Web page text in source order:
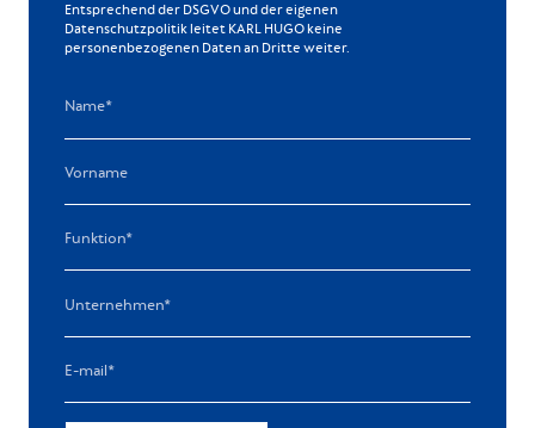
Entsprechend der DSGVO und der eigenen
Datenschutzpolitik leitet KARL HUGO keine
personenbezogenen Daten an Dritte weiter.